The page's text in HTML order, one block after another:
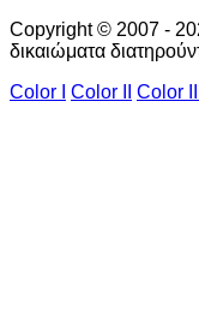
Copyright © 2007 -
δικαιώματα
Color I
Color II Color III